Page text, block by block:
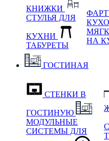
КНИЖКИ
СТУЛЬЯ ДЛЯ
КУХНИ
ТАБУРЕТЫ
НА
ГОСТИНАЯ
СТЕНКИ В
ГОСТИНУЮ
МОДУЛЬНЫЕ
СИСТЕМЫ ДЛЯ